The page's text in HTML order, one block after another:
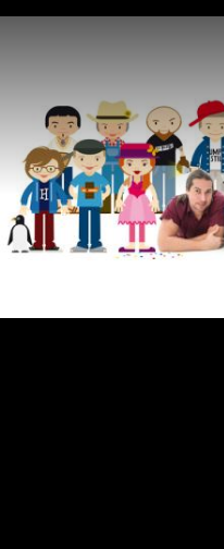
3Berlin
Home News
3Berlin & Freunde:
von schlechten